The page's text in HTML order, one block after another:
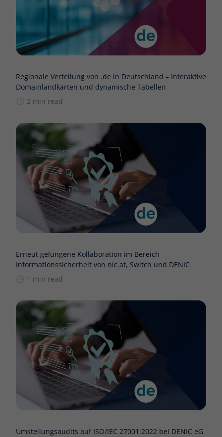
Regionale Verteilung von .de in Deutschland – Interaktive
Domainlandkarten und dynamische Tabellen
2 min read
Erneut gelungene Kollaboration im Bereich
Informationssicherheit von nic.at, Switch und DENIC
1 min read
Umstellungsaudits auf ISO/IEC 27001:2022 bei DENIC eG